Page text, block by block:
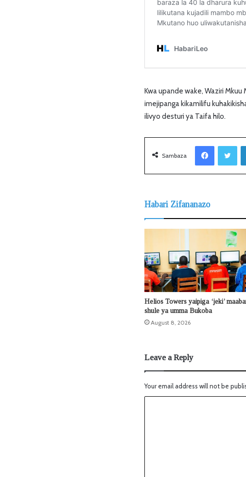
Kwa upande wake, Waziri
imejipanga kikamilifu
ilivyo desturi ya Taifa hilo.
Sambaza
Habari Zifananazo
Helios Towers yaipiga ‘jeki’
shule ya umma Bukoba
August 8, 2026
Leave a Reply
Your email address will not be